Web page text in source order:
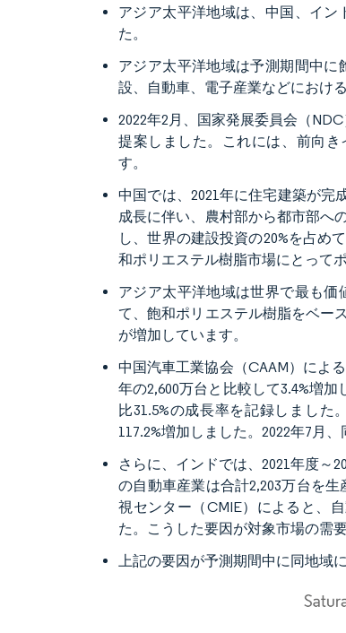
アジア太平洋地域は、中国、イ
た。
アジア太平洋地域は予測期間中
設、自動車、電子産業などにおけ
2022年2月、国家発展委員会（
提案しました。これには、前向き
す。
中国では、2021年に住宅建築が完
成長に伴い、農村部から都市部へ
し、世界の建設投資の20%を占め
和ポリエステル樹脂市場にとって
アジア太平洋地域は世界で最も
て、飽和ポリエステル樹脂をベー
が増加しています。
中国汽車工業協会（CAAM）によ
年の2,600万台と比較して3.4%増
比31.5%の成長率を記録しました
117.2%増加しました。2022年7月
さらに、インドでは、2021年度～
の自動車産業は合計2,203万台を
視センター（CMIE）によると、
た。こうした要因が対象市場の需
上記の要因が予測期間中に同地域